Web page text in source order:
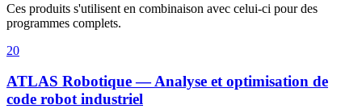
Ces produits s'utilisent en combinaison avec celui-ci pour des
programmes complets.
20
ATLAS Robotique — Analyse et optimisation de
code robot industriel